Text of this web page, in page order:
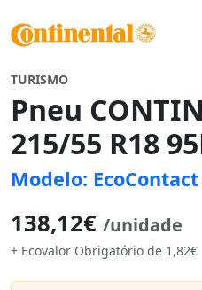
TURISMO
Pneu
215/55 R18
Modelo: EcoContact
138,12€ /unidade
+ Ecovalor Obrigatório de 1,82€